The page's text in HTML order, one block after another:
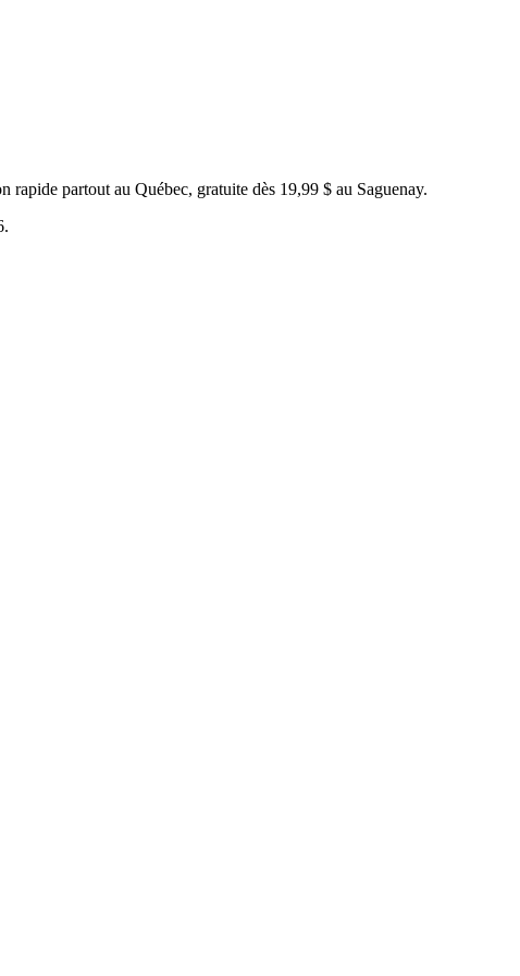
partout au Québec, gratuite dès 19,99 $ au Saguenay.